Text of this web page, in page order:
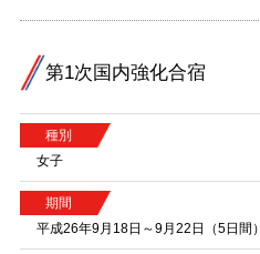
第1次国内強化合宿
種別
女子
期間
平成26年9月18日～9月22日（5日間）